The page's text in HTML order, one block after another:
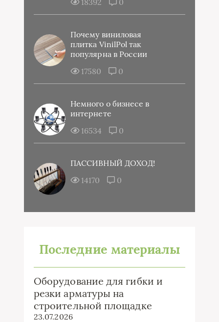
Почему виниловая
плитка VinilPol так
популярна в России
17580
0
Немного о бизнесе в
интернете
16534
0
ПАССИВНЫЙ ДОХОД!
14170
0
Последние материалы
Оборудование для гибки и
резки арматуры на
строительной площадке
23.07.2026